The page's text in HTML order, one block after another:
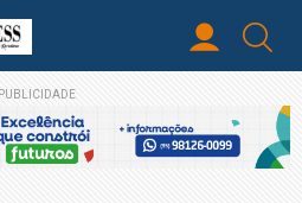
PUBLICIDADE